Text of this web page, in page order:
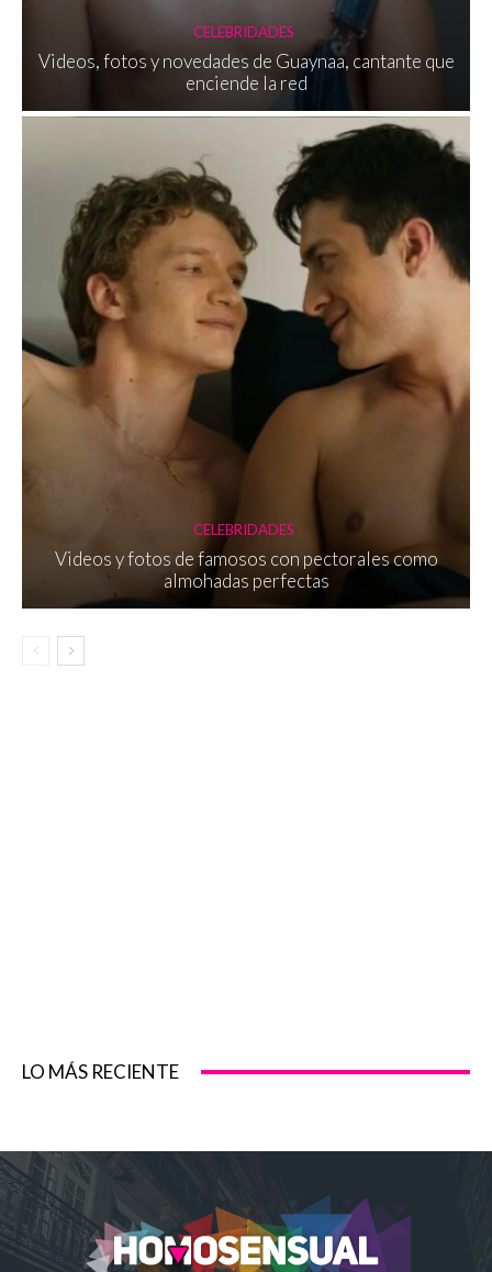
CELEBRIDADES
Videos, fotos y novedades de Guaynaa, cantante que
enciende la red
CELEBRIDADES
Videos y fotos de famosos con pectorales como
almohadas perfectas
LO MÁS RECIENTE